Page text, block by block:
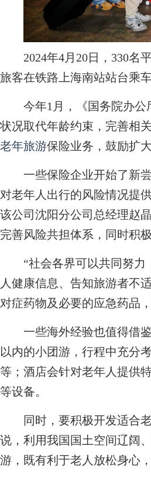
2024年4月20日，330名平
旅客在铁路上海南站站台乘
今年1月，《国务院办公
状况取代年龄约束，完善相
老年旅游保险业务，鼓励扩
一些保险企业开始了新尝
对老年人出行的风险情况提
该公司沈阳分公司总经理赵
完善风险共担体系，同时积
“社会各界可以共同努力
人健康信息、告知旅游者不
对症药物及必要的应急药品
一些海外经验也值得借鉴
以内的小团游，行程中充分
等；酒店会针对老年人提供
等设备。
同时，要积极开发适合老
说，利用我国国土空间辽阔
游，既有利于老人放松身心